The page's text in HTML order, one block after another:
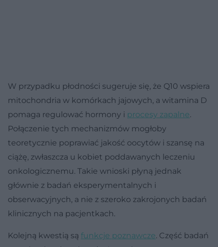
W przypadku płodności sugeruje się, że Q10 wspiera
mitochondria w komórkach jajowych, a witamina D
pomaga regulować hormony i procesy zapalne.
Połączenie tych mechanizmów mogłoby
teoretycznie poprawiać jakość oocytów i szansę na
ciążę, zwłaszcza u kobiet poddawanych leczeniu
onkologicznemu. Takie wnioski płyną jednak
głównie z badań eksperymentalnych i
obserwacyjnych, a nie z szeroko zakrojonych badań
klinicznych na pacjentkach.
Kolejną kwestią są funkcje poznawcze. Część badań